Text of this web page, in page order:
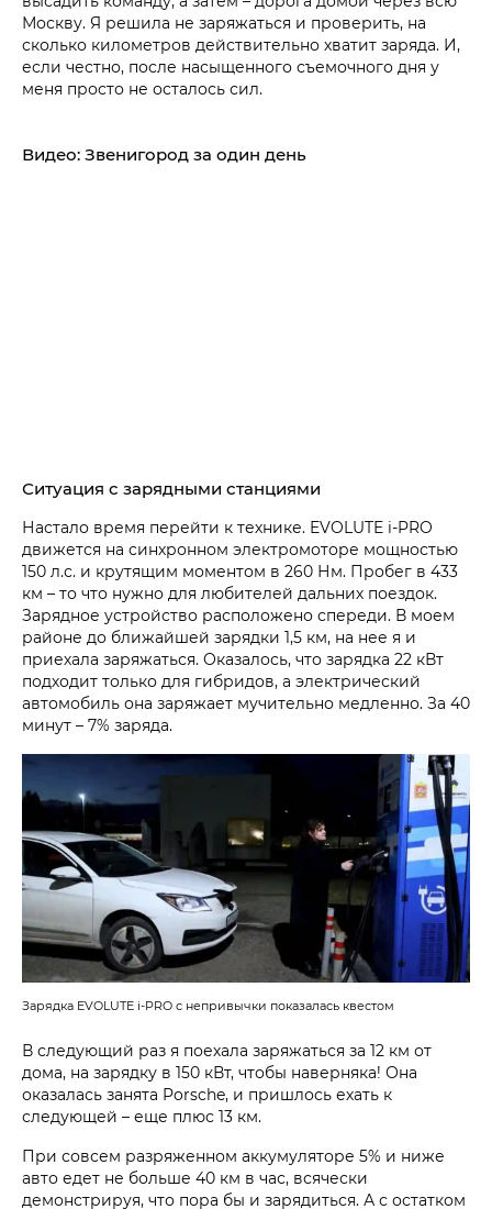
Москву. Я решила не заряжаться и проверить, на
сколько километров действительно хватит заряда. И,
если честно, после насыщенного съемочного дня у
меня просто не осталось сил.
Видео: Звенигород за один день
Ситуация с зарядными станциями
Настало время перейти к технике. EVOLUTE i‑PRO
движется на синхронном электромоторе мощностью
150 л.с. и крутящим моментом в 260 Нм. Пробег в 433
км – то что нужно для любителей дальних поездок.
Зарядное устройство расположено спереди. В моем
районе до ближайшей зарядки 1,5 км, на нее я и
приехала заряжаться. Оказалось, что зарядка 22 кВт
подходит только для гибридов, а электрический
автомобиль она заряжает мучительно медленно. За 40
минут – 7% заряда.
Зарядка EVOLUTE i‑PRO с непривычки показалась квестом
В следующий раз я поехала заряжаться за 12 км от
дома, на зарядку в 150 кВт, чтобы наверняка! Она
оказалась занята Porsche, и пришлось ехать к
следующей – еще плюс 13 км.
При совсем разряженном аккумуляторе 5% и ниже
авто едет не больше 40 км в час, всячески
демонстрируя, что пора бы и зарядиться. А с остатком